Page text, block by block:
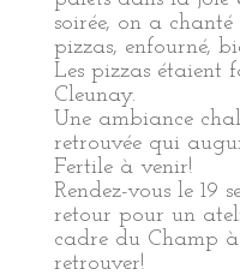
soirée, on a
pizzas, enfourné,
Les pizzas étaient
Cleunay.
Une ambiance
retrouvée qui
Fertile à venir!
Rendez-vous le 19
retour pour un
cadre du Champ à
retrouver!